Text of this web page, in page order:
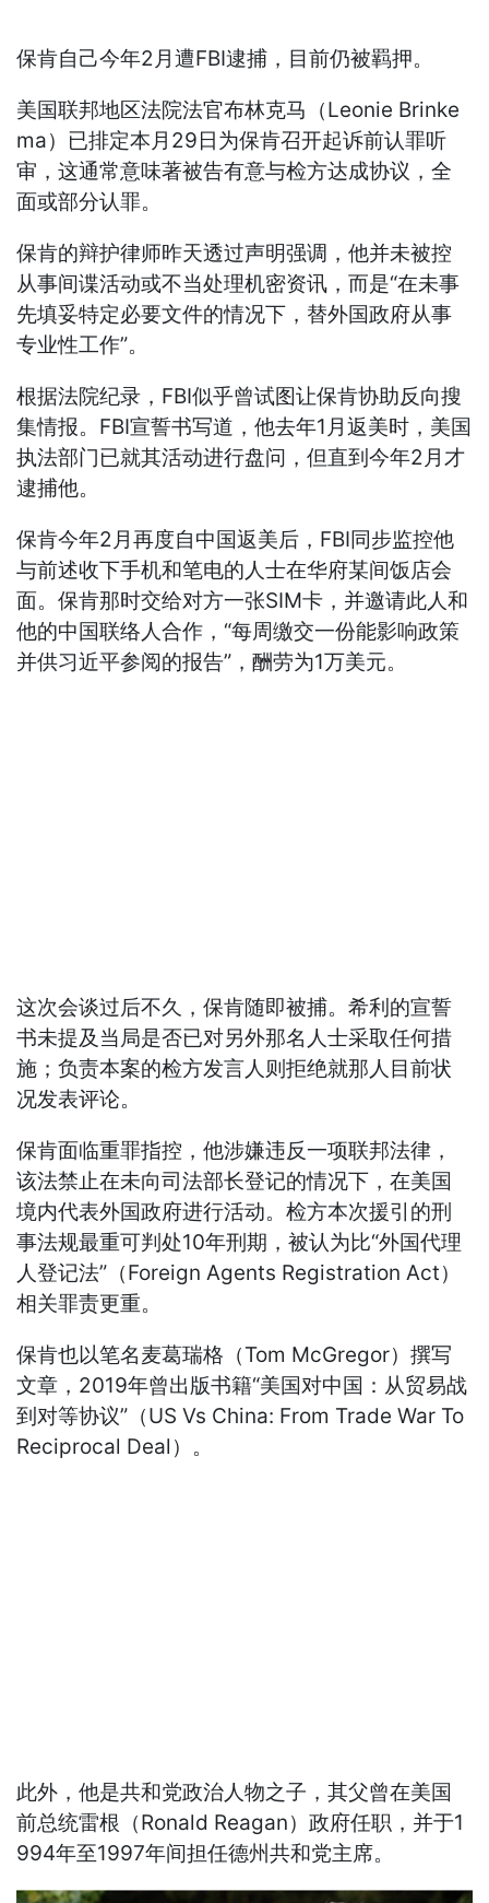
保肯自己今年2月遭FBI逮捕，目前仍被羁押。
美国联邦地区法院法官布林克马（Leonie Brinke
ma）已排定本月29日为保肯召开起诉前认罪听
审，这通常意味著被告有意与检方达成协议，全
面或部分认罪。
保肯的辩护律师昨天透过声明强调，他并未被控
从事间谍活动或不当处理机密资讯，而是“在未事
先填妥特定必要文件的情况下，替外国政府从事
专业性工作”。
根据法院纪录，FBI似乎曾试图让保肯协助反向搜
集情报。FBI宣誓书写道，他去年1月返美时，美国
执法部门已就其活动进行盘问，但直到今年2月才
逮捕他。
保肯今年2月再度自中国返美后，FBI同步监控他
与前述收下手机和笔电的人士在华府某间饭店会
面。保肯那时交给对方一张SIM卡，并邀请此人和
他的中国联络人合作，“每周缴交一份能影响政策
并供习近平参阅的报告”，酬劳为1万美元。
这次会谈过后不久，保肯随即被捕。希利的宣誓
书未提及当局是否已对另外那名人士采取任何措
施；负责本案的检方发言人则拒绝就那人目前状
况发表评论。
保肯面临重罪指控，他涉嫌违反一项联邦法律，
该法禁止在未向司法部长登记的情况下，在美国
境内代表外国政府进行活动。检方本次援引的刑
事法规最重可判处10年刑期，被认为比“外国代理
人登记法”（Foreign Agents Registration Act）
相关罪责更重。
保肯也以笔名麦葛瑞格（Tom McGregor）撰写
文章，2019年曾出版书籍“美国对中国：从贸易战
到对等协议”（US Vs China: From Trade War To
Reciprocal Deal）。
此外，他是共和党政治人物之子，其父曾在美国
前总统雷根（Ronald Reagan）政府任职，并于1
994年至1997年间担任德州共和党主席。